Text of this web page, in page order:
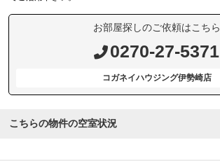
お部屋探しのご依頼はこちら
0270-27-5371
コガネイハウジング伊勢崎店
こちらの物件の空室状況